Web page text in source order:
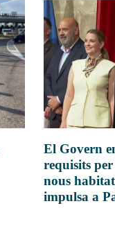
El Govern
requisits
nous
impulsa a